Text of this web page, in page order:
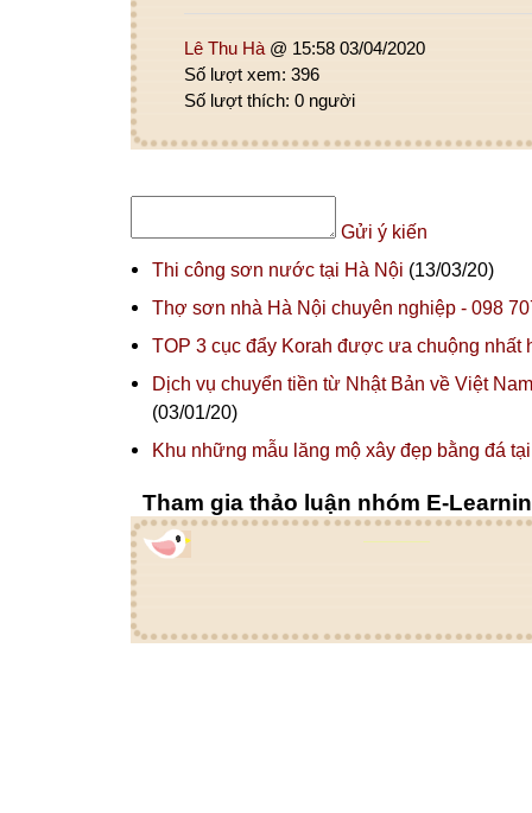
Lê Thu Hà @ 15:58 03/04/2020
Số lượt xem: 396
Số lượt thích: 0 người
Gửi ý kiến
Thi công sơn nước tại Hà Nội (13/03/20)
Thợ sơn nhà Hà Nội chuyên nghiệp - 098
TOP 3 cục đẩy Korah được ưa chuộng nhất
Dịch vụ chuyển tiền từ Nhật Bản về Việt
(03/01/20)
Khu những mẫu lăng mộ xây đẹp bằng đá
Tham gia thảo luận nhóm E-